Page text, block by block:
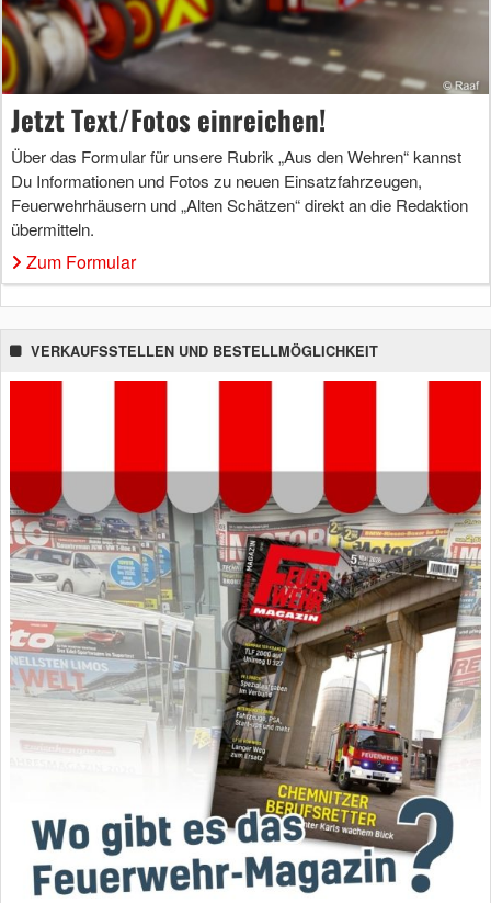
Jetzt Text/Fotos einreichen!
Über das Formular für unsere Rubrik „Aus den Wehren“ kannst
Du Informationen und Fotos zu neuen Einsatzfahrzeugen,
Feuerwehrhäusern und „Alten Schätzen“ direkt an die Redaktion
übermitteln.
Zum Formular
VERKAUFSSTELLEN UND BESTELLMÖGLICHKEIT